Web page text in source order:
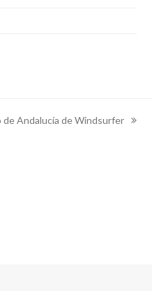
de Andalucía de Windsurfer